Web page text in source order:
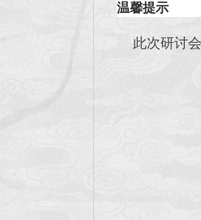
温馨提示
此次研讨会